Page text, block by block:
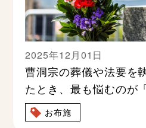
2025年12月01日
曹洞宗の葬儀や法要を
たとき、最も悩むのが
めばよいのか」という
は明確な定価がなく、戒
お布施